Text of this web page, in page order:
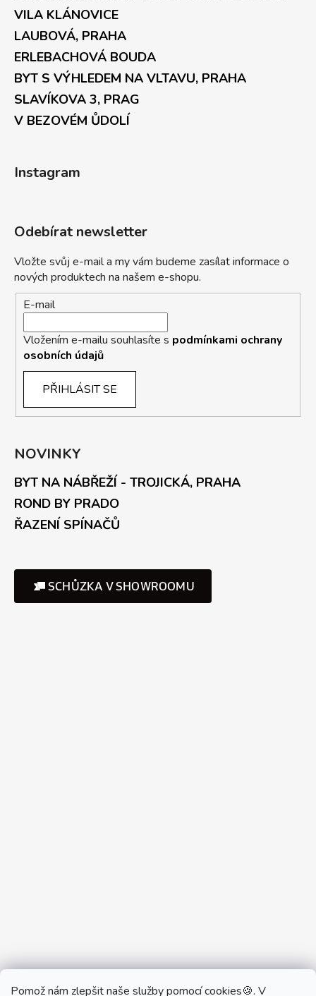
Pomož nám zlepšit naše služby pomocí cookies🍪. V
VILA KLÁNOVICE
LAUBOVÁ, PRAHA
ERLEBACHOVÁ BOUDA
BYT S VÝHLEDEM NA VLTAVU, PRAHA
SLAVÍKOVA 3, PRAG
V BEZOVÉM ŮDOLÍ
Instagram
Odebírat newsletter
Vložte svůj e-mail a my vám budeme zasílat informace o
nových produktech na našem e-shopu.
E-mail
Vložením e-mailu souhlasíte s podmínkami ochrany
osobních údajů
PŘIHLÁSIT SE
NOVINKY
BYT NA NÁBŘEŽÍ - TROJICKÁ, PRAHA
ROND BY PRADO
ŘAZENÍ SPÍNAČŮ
SCHŮZKA V SHOWROOMU